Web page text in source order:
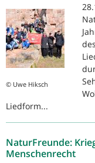
© Uwe Hiksch
Liedform...
NaturFreunde:
Menschenrecht